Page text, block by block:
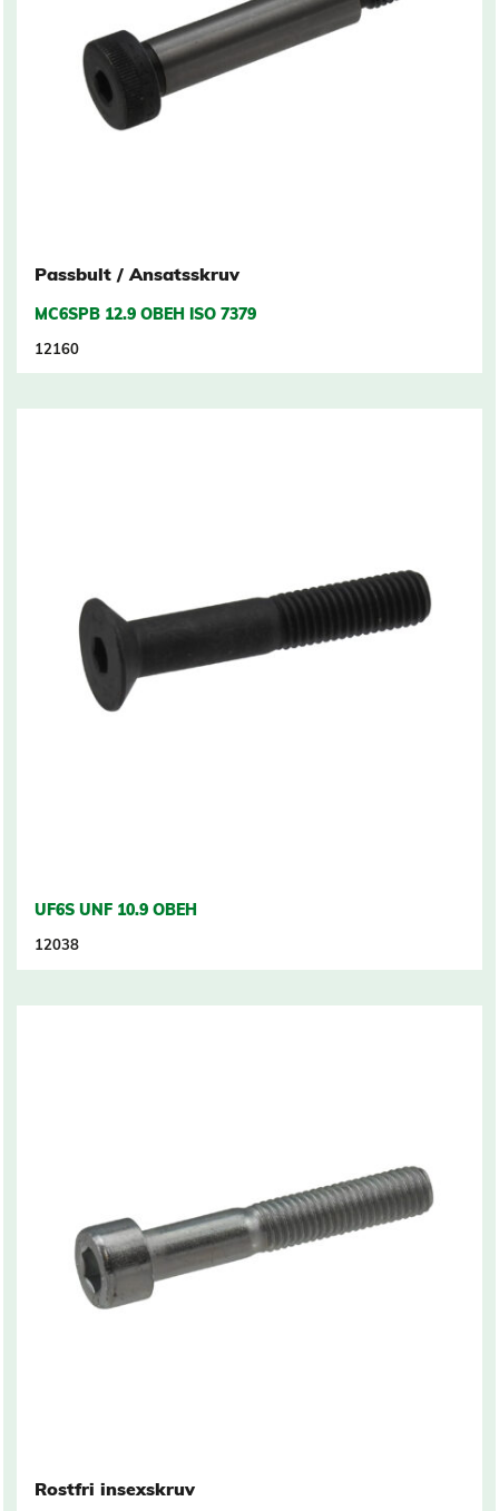
Passbult / Ansatsskruv
MC6SPB 12.9 OBEH ISO 7379
12160
UF6S UNF 10.9 OBEH
12038
Rostfri insexskruv